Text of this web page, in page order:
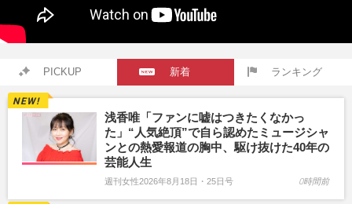
PICKUP 新着 ランキング
浅香唯「ファンに嘘はつきたくなかっ
た」“人気絶頂”で自ら認めたミュージシャ
ンとの熱愛報道の胸中、駆け抜けた40年の
芸能人生
週刊女性2026年8月18日・25日号 0時間前